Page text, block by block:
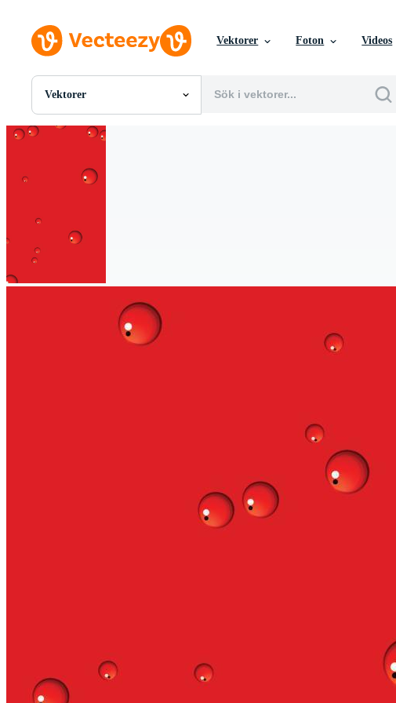
Vektorer Foton Videos
Vektorer
Alla Bilder
Foton
PSDs
SVGs
Videor
Rörlig grafik